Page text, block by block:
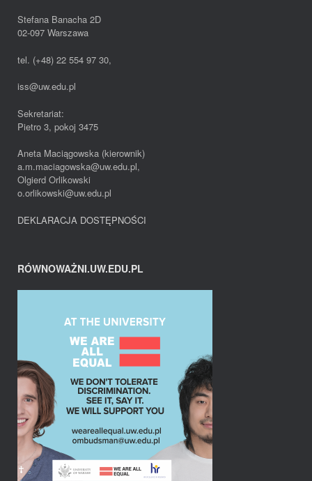
Stefana Banacha 2D
02-097 Warszawa
tel. (+48) 22 554 97 30,
iss@uw.edu.pl
Sekretariat:
Pietro 3, pokoj 3475
Aneta Maciągowska (kierownik)
a.m.maciagowska@uw.edu.pl,
Olgierd Orlikowski
o.orlikowski@uw.edu.pl
DEKLARACJA DOSTĘPNOŚCI
RÓWNOWAŻNI.UW.EDU.PL